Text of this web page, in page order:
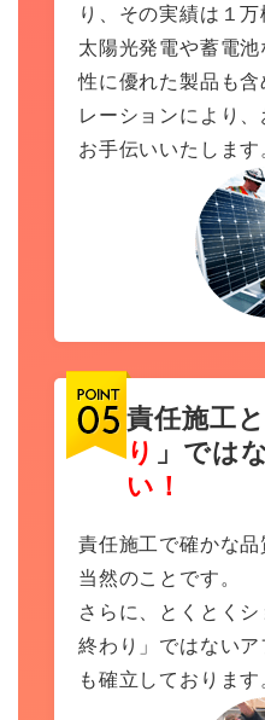
り、その実績は１万
太陽光発電や蓄電
性に優れた製品も含
レーションにより
お手伝いいたします
責任施工と
り 」では
い！
責任施工で確かな
当然のことです。
さらに、とくとく
終わり」ではない
も確立しております